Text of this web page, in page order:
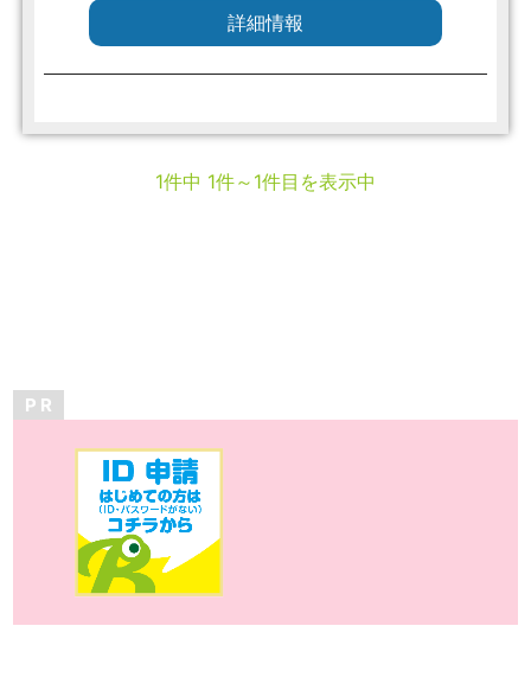
詳細情報
1件中 1件～1件目を表示中
P R